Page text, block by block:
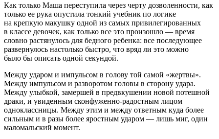
Как только Маша переступила через черту дозволенности, как
только ее рука опустила тонкий учебник по логике
на крепкую макушку одной из самых привилегированных
в классе девочек, как только все это произошло — время
словно растянулось для бедного ребенка: все последующее
развернулось настолько быстро, что вряд ли это можно
было бы описать одной секундой.
Между ударом и импульсом в голову той самой «жертвы».
Между импульсом и разворотом головы в сторону удара.
Между улыбкой, замершей в предвкушении новой потешной
драки, и увиденным сконфуженно-радостным лицом
одноклассницы. Между этим и между ответным куда более
сильным и в разы более яростным ударом — лишь миг, один
маломальский момент.